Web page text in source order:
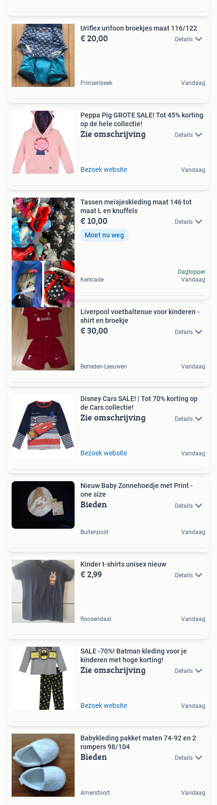
Uriflex urifoon broekjes maat 116/122
€ 20,00 Details
Prinsenbeek Vandaag
Peppa Pig GROTE SALE! Tot 45% korting
op de hele collectie!
Zie omschrijving Details
Bezoek website Vandaag
Tassen meisjeskleding maat 146 tot
maat L en knuffels
€ 10,00 Details
Moet nu weg
Kerkrade
Dagtopper
Vandaag
Liverpool voetbaltenue voor kinderen -
shirt en broekje
€ 30,00 Details
Beneden-Leeuwen Vandaag
Disney Cars SALE! | Tot 70% korting op
de Cars collectie!
Zie omschrijving Details
Bezoek website Vandaag
Nieuw Baby Zonnehoedje met Print -
one size
Bieden Details
Buitenpost Vandaag
Kinder t-shirts unisex nieuw
€ 2,99 Details
Roosendaal Vandaag
SALE -70%! Batman kleding voor je
kinderen met hoge korting!
Zie omschrijving Details
Bezoek website Vandaag
Babykleding pakket maten 74-92 en 2
rompers 98/104
Bieden Details
Amersfoort Vandaag